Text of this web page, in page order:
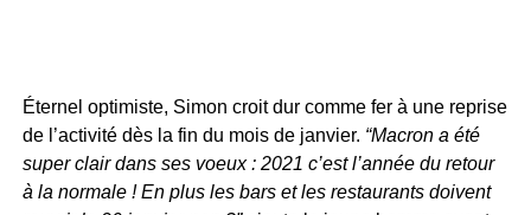
Éternel optimiste, Simon croit dur comme fer à une reprise
de l’activité dès la fin du mois de janvier. “Macron a été
super clair dans ses voeux : 2021 c’est l’année du retour
à la normale ! En plus les bars et les restaurants doivent